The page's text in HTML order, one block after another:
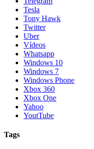
Tesla
Tony Hawk
Twitter
Uber
Vídeos
Whatsapp
Windows 10
Windows 7
Windows Phone
Xbox 360
Xbox One
Yahoo
YoutTube
Tags